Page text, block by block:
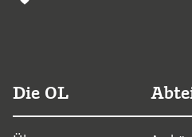
Die OL